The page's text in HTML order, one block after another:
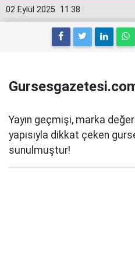
11:38
02 Eylül 2025
Yayın geçmişi, marka
yapısıyla dikkat çeken
sunulmuştur!